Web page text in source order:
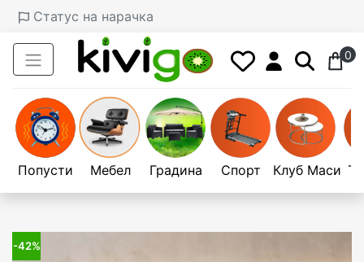
Статус на нарачка
0
Попусти Мебел Градина Спорт Клуб Маси
-42%